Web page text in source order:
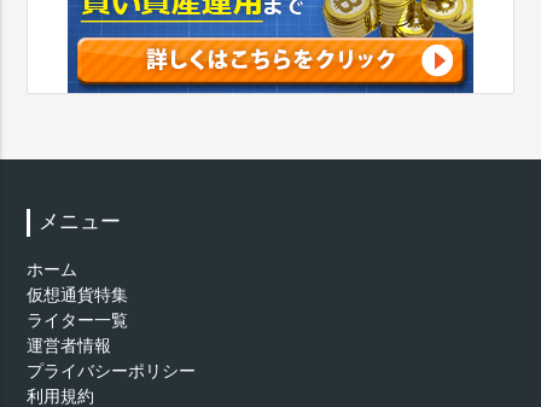
メニュー
ホーム
仮想通貨特集
ライター一覧
運営者情報
プライバシーポリシー
利用規約